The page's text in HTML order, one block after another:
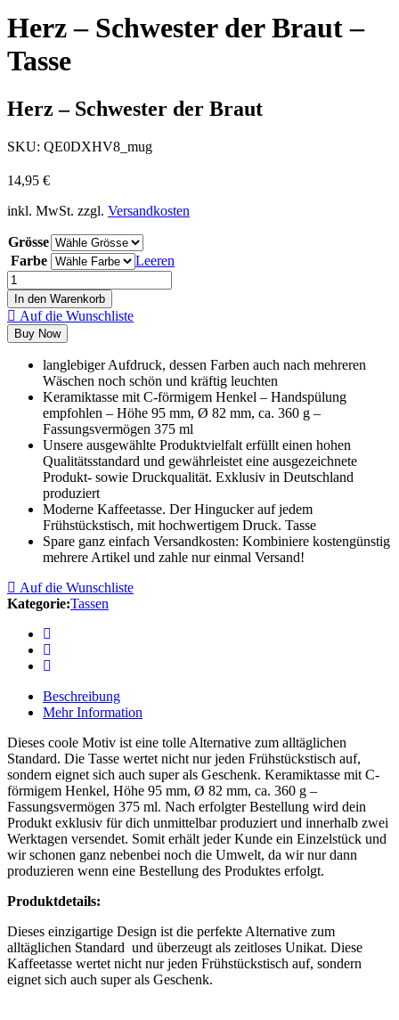
Herz – Schwester der Braut –
Tasse
Herz – Schwester der Braut
SKU: QE0DXHV8_mug
14,95 €
inkl. MwSt. zzgl. Versandkosten
Grösse
Farbe
Leeren
In den Warenkorb
Auf die Wunschliste
Buy Now
langlebiger Aufdruck, dessen Farben auch nach mehreren
Wäschen noch schön und kräftig leuchten
Keramiktasse mit C-förmigem Henkel – Handspülung
empfohlen – Höhe 95 mm, Ø 82 mm, ca. 360 g –
Fassungsvermögen 375 ml
Unsere ausgewählte Produktvielfalt erfüllt einen hohen
Qualitätsstandard und gewährleistet eine ausgezeichnete
Produkt- sowie Druckqualität. Exklusiv in Deutschland
produziert
Moderne Kaffeetasse. Der Hingucker auf jedem
Frühstückstisch, mit hochwertigem Druck. Tasse
Spare ganz einfach Versandkosten: Kombiniere kostengünstig
mehrere Artikel und zahle nur einmal Versand!
Auf die Wunschliste
Kategorie:Tassen
Beschreibung
Mehr Information
Dieses coole Motiv ist eine tolle Alternative zum alltäglichen
Standard. Die Tasse wertet nicht nur jeden Frühstückstisch auf,
sondern eignet sich auch super als Geschenk. Keramiktasse mit C-
förmigem Henkel, Höhe 95 mm, Ø 82 mm, ca. 360 g –
Fassungsvermögen 375 ml. Nach erfolgter Bestellung wird dein
Produkt exklusiv für dich unmittelbar produziert und innerhalb zwei
Werktagen versendet. Somit erhält jeder Kunde ein Einzelstück und
wir schonen ganz nebenbei noch die Umwelt, da wir nur dann
produzieren wenn eine Bestellung des Produktes erfolgt.
Produktdetails:
Dieses einzigartige Design ist die perfekte Alternative zum
alltäglichen Standard und überzeugt als zeitloses Unikat. Diese
Kaffeetasse wertet nicht nur jeden Frühstückstisch auf, sondern
eignet sich auch super als Geschenk.